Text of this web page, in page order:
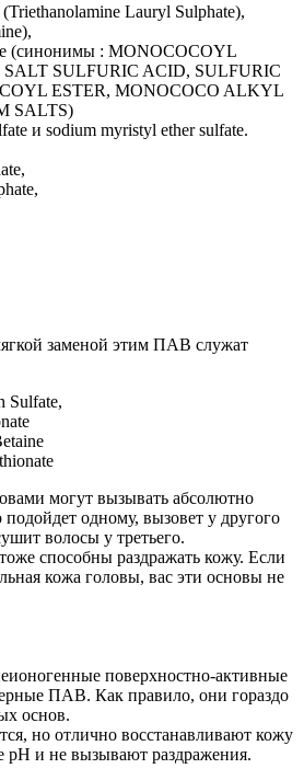
Lauryl Sulphate),
(синонимы : MONOCOCOYL
SALT SULFURIC ACID, SULFURIC
ESTER, MONOCOCO ALKYL
SALTS)
и sodium myristyl ether sulfate.
заменой этим ПАВ служат
Sulfate,
могут вызывать абсолютно
одному, вызовет у другого
волосы у третьего.
способны раздражать кожу. Если
кожа головы, вас эти основы не
поверхностно-активные
ПАВ. Как правило, они гораздо
основ.
но отлично восстанавливают кожу
pH и не вызывают раздражения.